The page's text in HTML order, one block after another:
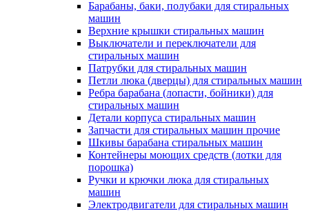
Барабаны, баки, полубаки для стиральных
машин
Верхние крышки стиральных машин
Выключатели и переключатели для
стиральных машин
Патрубки для стиральных машин
Петли люка (дверцы) для стиральных машин
Ребра барабана (лопасти, бойники) для
стиральных машин
Детали корпуса стиральных машин
Запчасти для стиральных машин прочие
Шкивы барабана стиральных машин
Контейнеры моющих средств (лотки для
порошка)
Ручки и крючки люка для стиральных
машин
Электродвигатели для стиральных машин